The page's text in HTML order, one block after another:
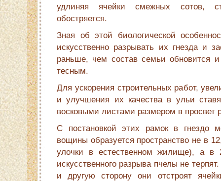
удлиняя ячейки смежных сотов,
обостряется.
Зная об этой биологической
искусственно разрывать их гнезда и
раньше, чем состав семьи обновится и
тесным.
Для ускорения строительных работ,
и улучшения их качества в ульи
восковыми листами размером в просвет
С постановкой этих рамок в гнездо
вощины образуется пространство не в
улочки в естественном жилище), а в
искусственного разрыва пчелы не
и другую сторону они отстроят